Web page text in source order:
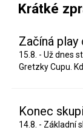
Krátké
Začíná
15.8. - Už dnes
Gretzky Cupu.
Konec
14.8. - Základní